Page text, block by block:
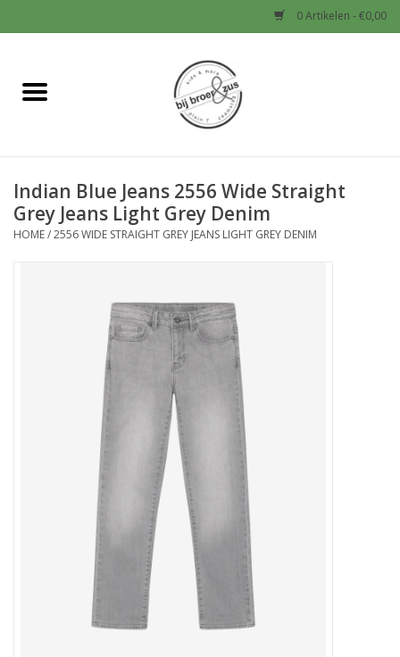
0 Artikelen - €0,00
Home
Baby
Jongens
Schoenen en Tassen
Cadeaubonnen
Indian Blue Jeans 2556 Wide Straight
Grey Jeans Light Grey Denim
HOME/2556 WIDE STRAIGHT GREY JEANS LIGHT GREY DENIM